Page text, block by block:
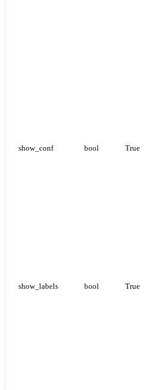
show_conf bool True
show_labels bool True